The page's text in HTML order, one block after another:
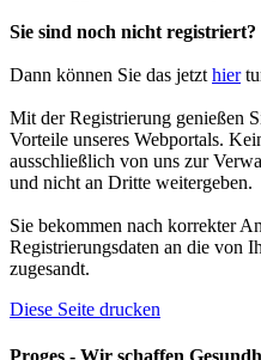
Sie sind noch nicht registriert?
Dann können Sie das jetzt hier
Mit der Registrierung genießen
Vorteile unseres Webportals.
ausschließlich von uns zur
und nicht an Dritte weitergeben.
Sie bekommen nach korrekter
Registrierungsdaten an die von
zugesandt.
Diese Seite drucken
Proges - Wir schaffen